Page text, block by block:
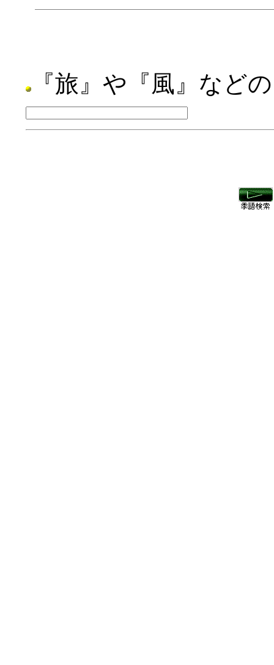
『旅』や『風』など